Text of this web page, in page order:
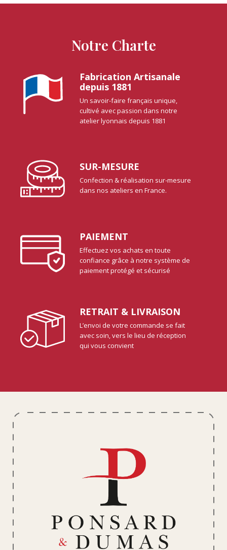
Notre Charte
Fabrication Artisanale
depuis 1881
Un savoir-faire français unique,
cultivé avec passion dans notre
atelier lyonnais depuis 1881
SUR-MESURE
Confection & réalisation sur-mesure
dans nos ateliers en France.
PAIEMENT
Effectuez vos achats en toute
confiance grâce à notre système de
paiement protégé et sécurisé
RETRAIT & LIVRAISON
L’envoi de votre commande se fait
avec soin, vers le lieu de réception
qui vous convient